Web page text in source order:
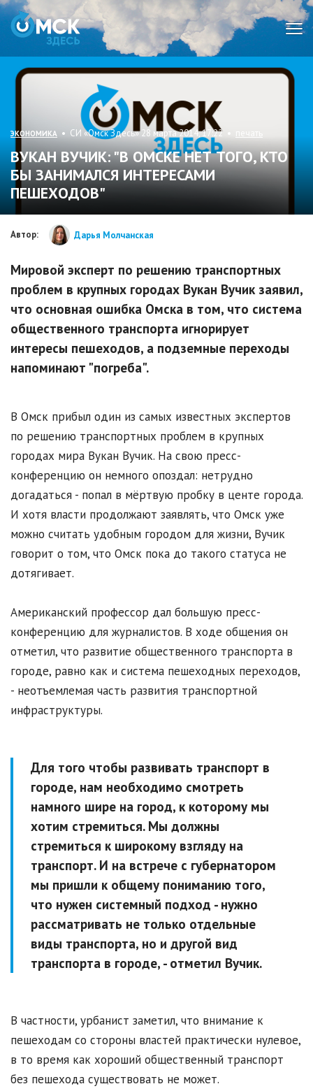
ЭКОНОМИКА • СИ «Омск Здесь» 28 марта 2014, 17:22 • печать
ВУКАН ВУЧИК: "В ОМСКЕ НЕТ ТОГО, КТО
БЫ ЗАНИМАЛСЯ ИНТЕРЕСАМИ
ПЕШЕХОДОВ"
Автор: Дарья Молчанская
Мировой эксперт по решению транспортных
проблем в крупных городах Вукан Вучик заявил,
что основная ошибка Омска в том, что система
общественного транспорта игнорирует
интересы пешеходов, а подземные переходы
напоминают "погреба".
В Омск прибыл один из самых известных экспертов
по решению транспортных проблем в крупных
городах мира Вукан Вучик. На свою пресс-
конференцию он немного опоздал: нетрудно
догадаться - попал в мёртвую пробку в центе города.
И хотя власти продолжают заявлять, что Омск уже
можно считать удобным городом для жизни, Вучик
говорит о том, что Омск пока до такого статуса не
дотягивает.
Американский профессор дал большую пресс-
конференцию для журналистов. В ходе общения он
отметил, что развитие общественного транспорта в
городе, равно как и система пешеходных переходов,
- неотъемлемая часть развития транспортной
инфраструктуры.
Для того чтобы развивать транспорт в
городе, нам необходимо смотреть
намного шире на город, к которому мы
хотим стремиться. Мы должны
стремиться к широкому взгляду на
транспорт. И на встрече с губернатором
мы пришли к общему пониманию того,
что нужен системный подход - нужно
рассматривать не только отдельные
виды транспорта, но и другой вид
транспорта в городе, - отметил Вучик.
В частности, урбанист заметил, что внимание к
пешеходам со стороны властей практически нулевое,
в то время как хороший общественный транспорт
без пешехода существовать не может.